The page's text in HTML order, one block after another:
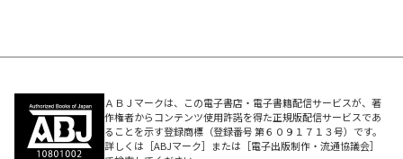
ＡＢＪマークは、この電子書店・電子書籍配信サービスが、著
作権者からコンテンツ使用許諾を得た正規版配信サービスであ
ることを示す登録商標（登録番号 第６０９１７１３号）です。
詳しくは［ABJマーク］または［電子出版制作・流通協議会］